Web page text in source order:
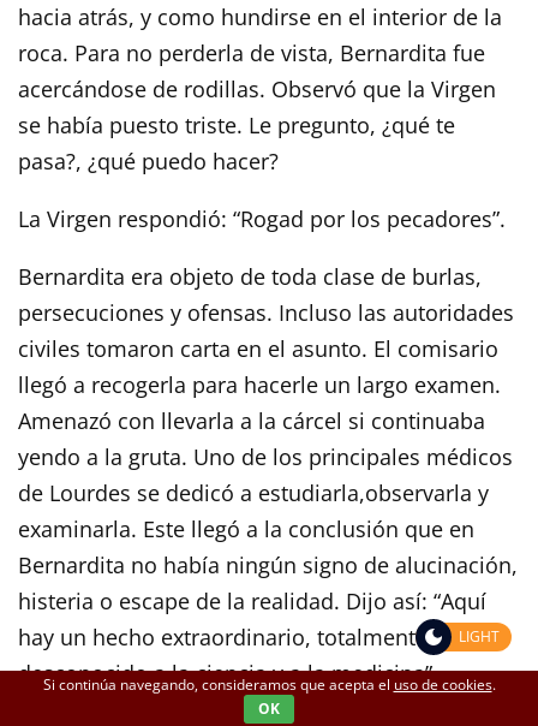
hacia atrás, y como hundirse en el interior de la
roca. Para no perderla de vista, Bernardita fue
acercándose de rodillas. Observó que la Virgen
se había puesto triste. Le pregunto, ¿qué te
pasa?, ¿qué puedo hacer?
La Virgen respondió: “Rogad por los pecadores”.
Bernardita era objeto de toda clase de burlas,
persecuciones y ofensas. Incluso las autoridades
civiles tomaron carta en el asunto. El comisario
llegó a recogerla para hacerle un largo examen.
Amenazó con llevarla a la cárcel si continuaba
yendo a la gruta. Uno de los principales médicos
de Lourdes se dedicó a estudiarla,observarla y
examinarla. Este llegó a la conclusión que en
Bernardita no había ningún signo de alucinación,
histeria o escape de la realidad. Dijo así: “Aquí
hay un hecho extraordinario, totalmente
desconocido a la ciencia y a la medicina”
Si continúa navegando, consideramos que acepta el uso de cookies.
OK
LIGHT